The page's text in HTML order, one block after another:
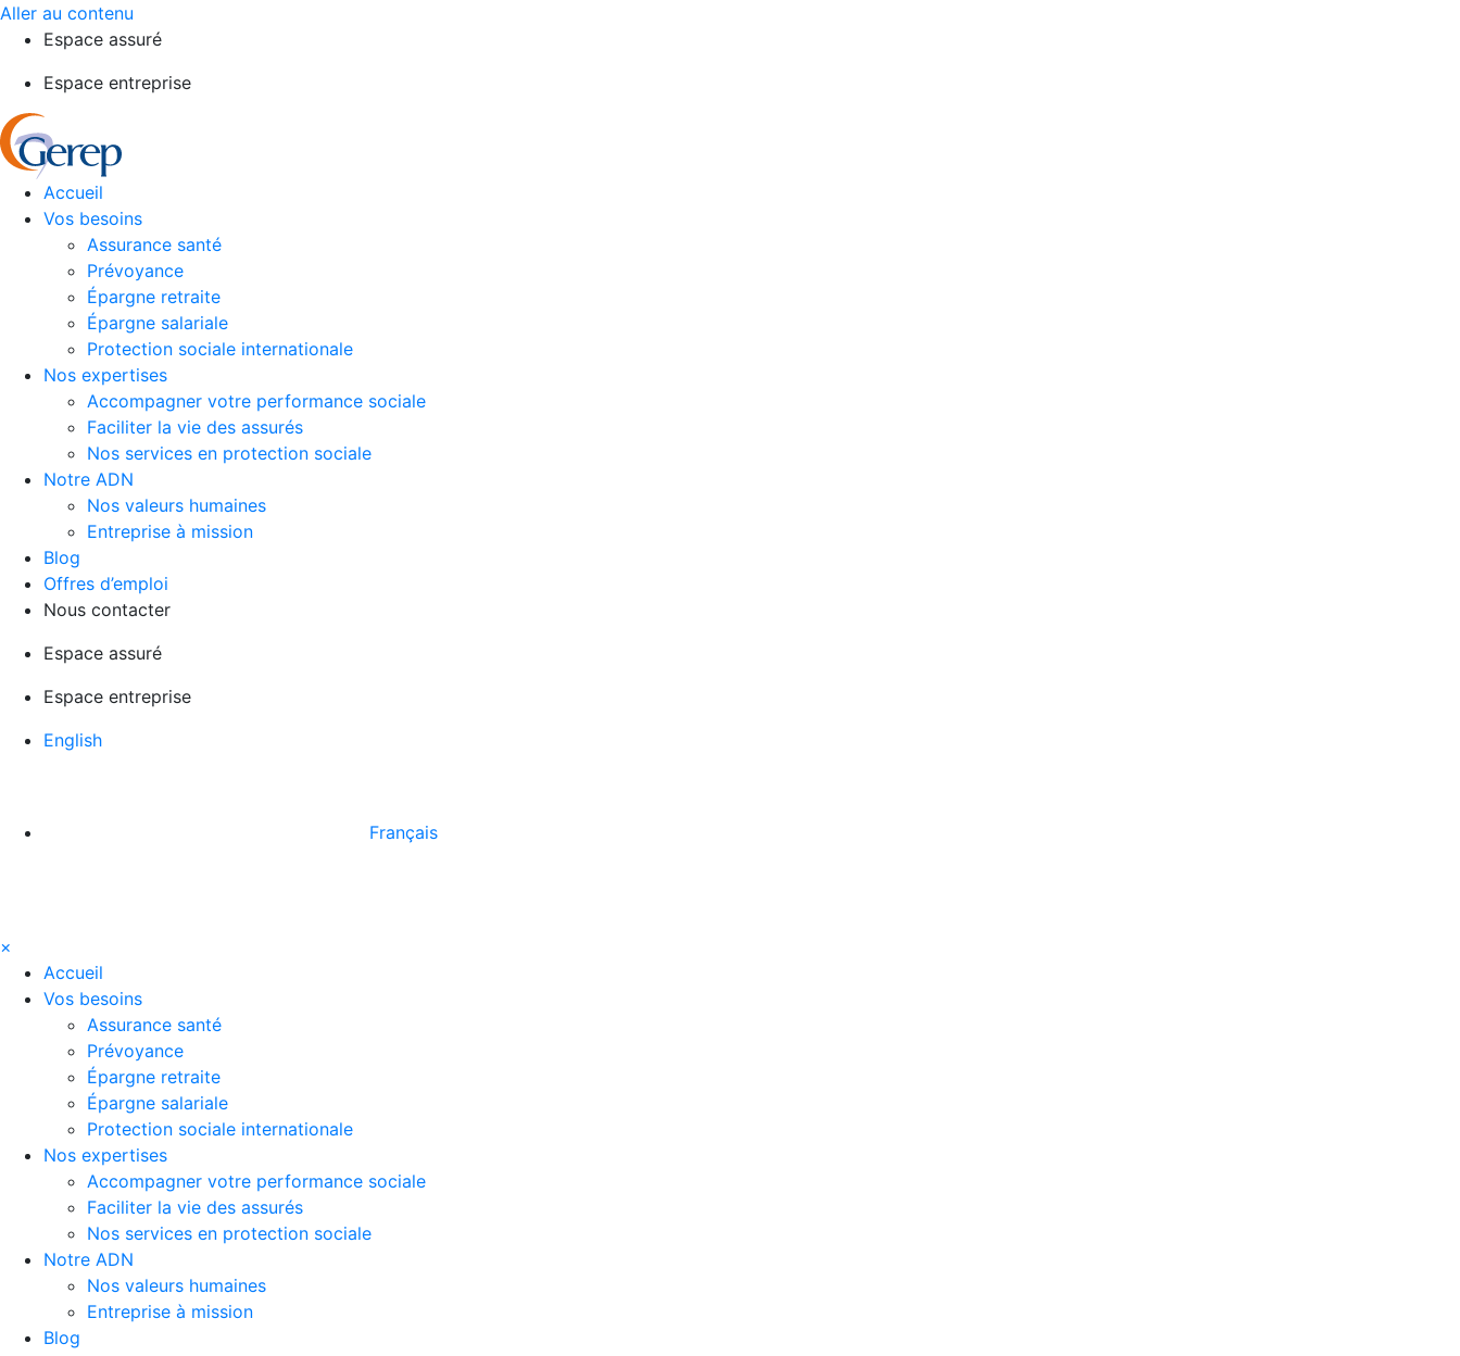
Aller au contenu
Espace assuré
Espace entreprise
Accueil
Vos besoins
Assurance santé
Prévoyance
Épargne retraite
Épargne salariale
Protection sociale internationale
Nos expertises
Accompagner votre performance sociale
Faciliter la vie des assurés
Nos services en protection sociale
Notre ADN
Nos valeurs humaines
Entreprise à mission
Blog
Offres d’emploi
Nous contacter
Espace assuré
Espace entreprise
English
Français
×
Accueil
Vos besoins
Assurance santé
Prévoyance
Épargne retraite
Épargne salariale
Protection sociale internationale
Nos expertises
Accompagner votre performance sociale
Faciliter la vie des assurés
Nos services en protection sociale
Notre ADN
Nos valeurs humaines
Entreprise à mission
Blog